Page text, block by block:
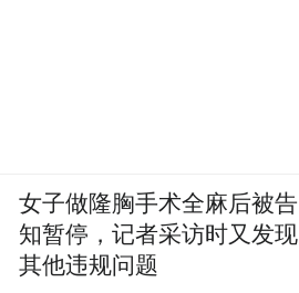
女子做隆胸手术全麻后被告
知暂停，记者采访时又发现
其他违规问题